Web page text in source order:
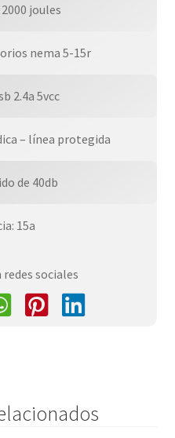
joules
nema 5-15r
2.4a 5vcc
– línea protegida
de 40db
15a
sociales